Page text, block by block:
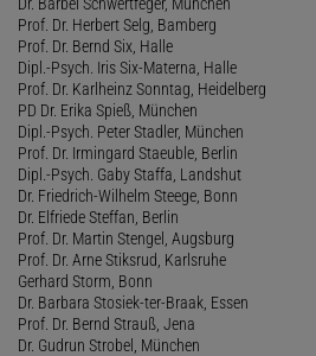
Prof. Dr. Herbert Selg, Bamberg
Prof. Dr. Bernd Six, Halle
Dipl.-Psych. Iris Six-Materna, Halle
Prof. Dr. Karlheinz Sonntag, Heidelberg
PD Dr. Erika Spieß, München
Dipl.-Psych. Peter Stadler, München
Prof. Dr. Irmingard Staeuble, Berlin
Dipl.-Psych. Gaby Staffa, Landshut
Dr. Friedrich-Wilhelm Steege, Bonn
Dr. Elfriede Steffan, Berlin
Prof. Dr. Martin Stengel, Augsburg
Prof. Dr. Arne Stiksrud, Karlsruhe
Gerhard Storm, Bonn
Dr. Barbara Stosiek-ter-Braak, Essen
Prof. Dr. Bernd Strauß, Jena
Dr. Gudrun Strobel, München